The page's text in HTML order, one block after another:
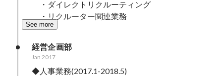
・ダイレクトリクルーティング
・リクルーター関連業務
See more
経営企画部
Jan 2017
◆人事業務(2017.1-2018.5)